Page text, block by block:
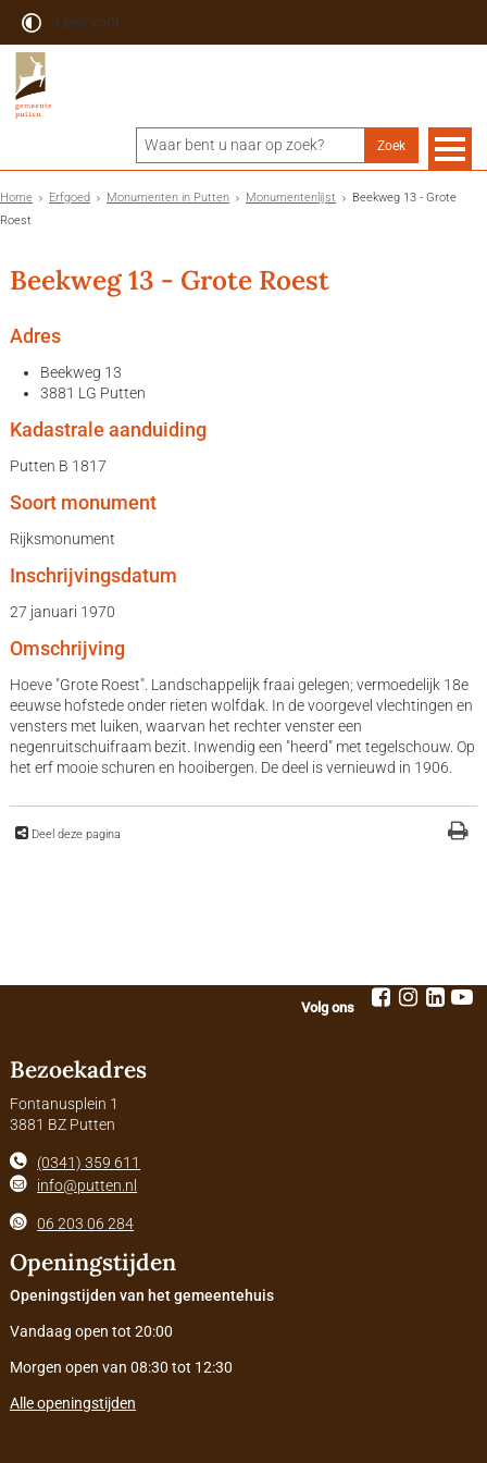
Lees voor
Home Erfgoed Monumenten in Putten Monumentenlijst
Beekweg 13 - Grote
Roest
Beekweg 13 - Grote Roest
Adres
Beekweg 13
3881 LG Putten
Kadastrale aanduiding
Putten B 1817
Soort monument
Rijksmonument
Inschrijvingsdatum
27 januari 1970
Omschrijving
Hoeve "Grote Roest". Landschappelijk fraai gelegen; vermoedelijk 18e
eeuwse hofstede onder rieten wolfdak. In de voorgevel vlechtingen en
vensters met luiken, waarvan het rechter venster een
negenruitschuifraam bezit. Inwendig een "heerd" met tegelschouw. Op
het erf mooie schuren en hooibergen. De deel is vernieuwd in 1906.
Deel deze pagina
Volg ons
Bezoekadres
Fontanusplein 1
3881 BZ Putten
(0341) 359 611
info@putten.nl
06 203 06 284
Openingstijden
Openingstijden van het gemeentehuis
Vandaag open tot 20:00
Morgen open van 08:30 tot 12:30
Alle openingstijden